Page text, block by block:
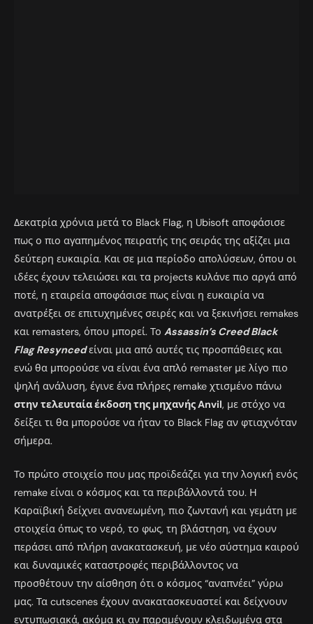
Δεκατρία χρόνια μετά το Black Flag, η Ubisoft αποφάσισε
πως ο πιο αγαπημένος πειρατής της σειράς της αξίζει μια
δεύτερη ευκαιρία. Και σε μια περίοδο απολύσεων, όπου οι
ιδέες έχουν τελειώσει και τα projects κυλάνε πιο αργά από
ποτέ, η εταιρεία αποφάσισε πως είναι η ευκαιρία να
ανατρέξει σε επιτυχημένες σειρές και να ξεκινήσει remakes
και remasters, όπου μπορεί. Το Assassin’s Creed Black
Flag Resyncedείναι μια από αυτές τις προσπάθειες και
ενώ θα μπορούσε να είναι ένα απλό remaster με λίγο πιο
ψηλή ανάλυση, έγινε ένα πλήρες remake χτισμένο πάνω
στην τελευταία έκδοση της μηχανής Anvil, με στόχο να
δείξει τι θα μπορούσε να ήταν το Black Flag αν φτιαχνόταν
σήμερα.
Το πρώτο στοιχείο που μας προϊδεάζει για την λογική ενός
remake είναι ο κόσμος και τα περιβάλλοντά του. Η
Καραϊβική δείχνει ανανεωμένη, πιο ζωντανή και γεμάτη με
στοιχεία όπως το νερό, το φως, τη βλάστηση, να έχουν
περάσει από πλήρη ανακατασκευή, με νέο σύστημα καιρού
και δυναμικές καταστροφές περιβάλλοντος να
προσθέτουν την αίσθηση ότι ο κόσμος “αναπνέει” γύρω
μας. Τα cutscenes έχουν ανακατασκευαστεί και δείχνουν
εντυπωσιακά, ακόμα κι αν παραμένουν κλειδωμένα στα